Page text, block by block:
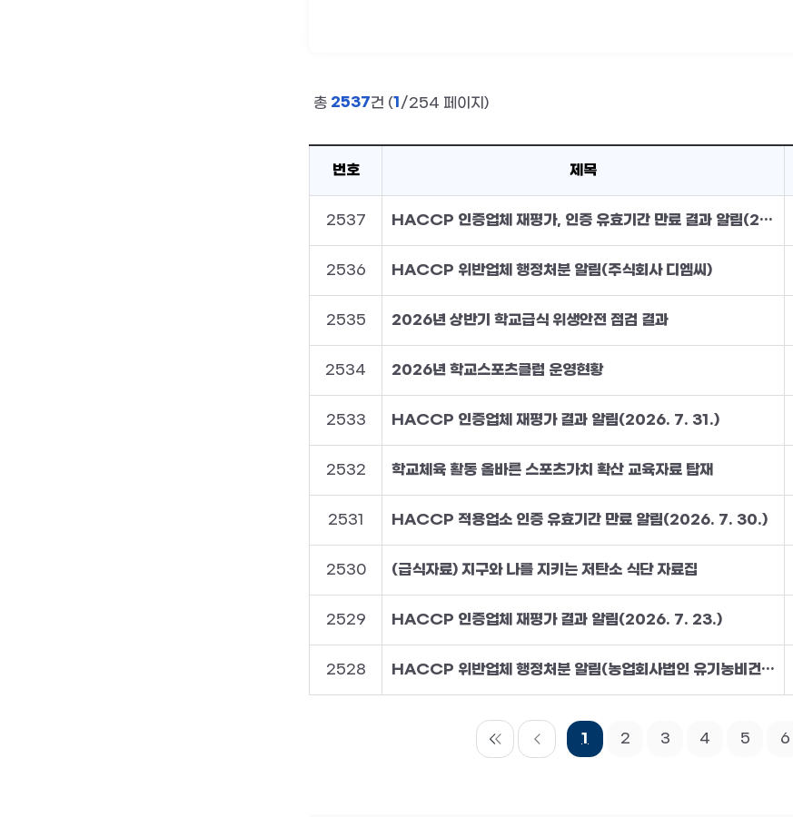
총 2537건 (1/254 페이지)
번호 제목
2537 HACCP 인증업체 재평가, 인증 유효기간 만료 결과 알림(2026. 8. 7.)
2536 HACCP 위반업체 행정처분 알림(주식회사 디엠씨)
2535 2026년 상반기 학교급식 위생안전 점검 결과
2534 2026년 학교스포츠클럽 운영현황
2533 HACCP 인증업체 재평가 결과 알림(2026. 7. 31.)
2532 학교체육 활동 올바른 스포츠가치 확산 교육자료 탑재
2531 HACCP 적용업소 인증 유효기간 만료 알림(2026. 7. 30.)
2530 (급식자료) 지구와 나를 지키는 저탄소 식단 자료집
2529 HACCP 인증업체 재평가 결과 알림(2026. 7. 23.)
2528 HACCP 위반업체 행정처분 알림(농업회사법인 유기농비건(주))
1 2 3 4 5 6